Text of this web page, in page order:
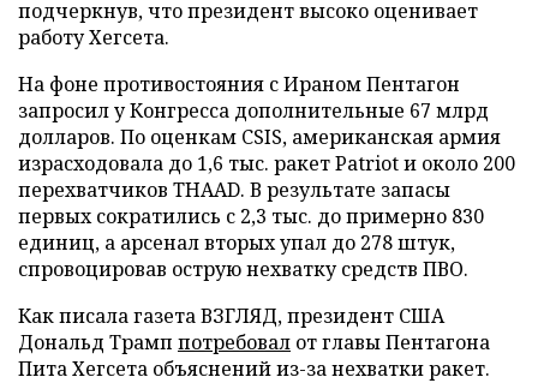
подчеркнув, что президент высоко оценивает
работу Хегсета.
На фоне противостояния с Ираном Пентагон
запросил у Конгресса дополнительные 67 млрд
долларов. По оценкам CSIS, американская армия
израсходовала до 1,6 тыс. ракет Patriot и около 200
перехватчиков THAAD. В результате запасы
первых сократились с 2,3 тыс. до примерно 830
единиц, а арсенал вторых упал до 278 штук,
спровоцировав острую нехватку средств ПВО.
Как писала газета ВЗГЛЯД, президент США
Дональд Трамп потребовал от главы Пентагона
Пита Хегсета объяснений из-за нехватки ракет.